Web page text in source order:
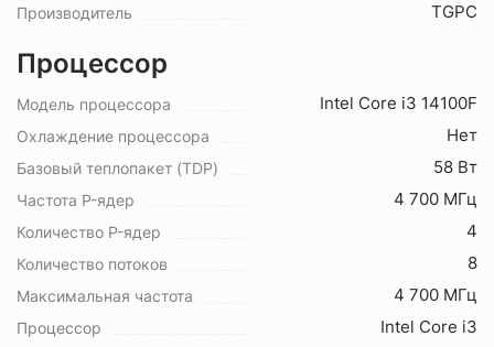
Производитель TGPC
Процессор
Модель процессора Intel Core i3 14100F
Охлаждение процессора Нет
Базовый теплопакет (TDP) 58 Вт
Частота P-ядер 4 700 МГц
Количество P-ядер 4
Количество потоков 8
Максимальная частота 4 700 МГц
Процессор Intel Core i3